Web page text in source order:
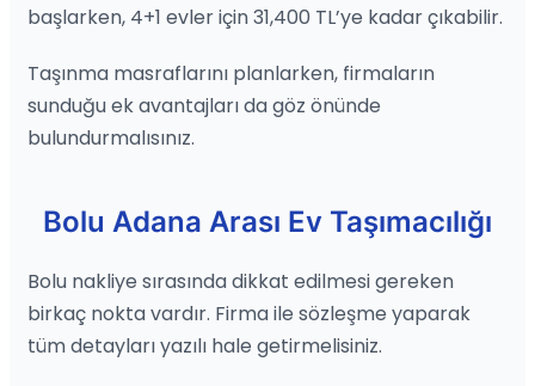
başlarken, 4+1 evler için 31,400 TL’ye kadar çıkabilir.
Taşınma masraflarını planlarken, firmaların
sunduğu ek avantajları da göz önünde
bulundurmalısınız.
Bolu Adana Arası Ev Taşımacılığı
Bolu nakliye sırasında dikkat edilmesi gereken
birkaç nokta vardır. Firma ile sözleşme yaparak
tüm detayları yazılı hale getirmelisiniz.